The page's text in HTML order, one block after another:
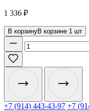
1 336 ₽
В корзинуВ корзине 1 шт
+7 (914) 443-43-97 +7